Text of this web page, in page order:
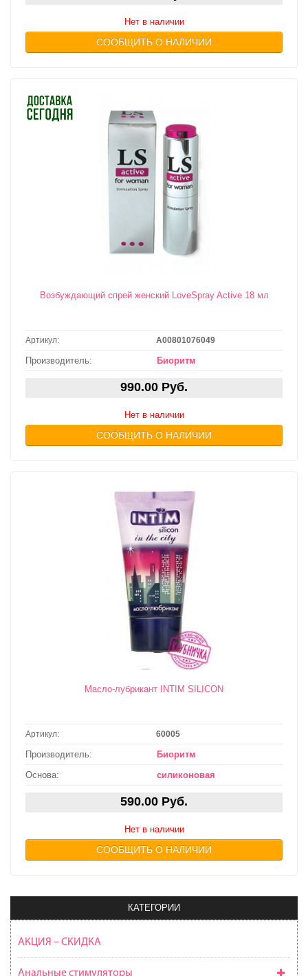
Нет в наличии
СООБЩИТЬ О НАЛИЧИИ
Возбуждающий спрей женский LoveSpray Active 18 мл
Артикул: A00801076049
Производитель: Биоритм
990.00 Руб.
Нет в наличии
СООБЩИТЬ О НАЛИЧИИ
Масло-лубрикант INTIM SILICON
Артикул: 60005
Производитель:
Биоритм
Основа:
силиконовая
590.00 Руб.
Нет в наличии
СООБЩИТЬ О НАЛИЧИИ
КАТЕГОРИИ
АКЦИЯ – СКИДКА
Анальные стимуляторы